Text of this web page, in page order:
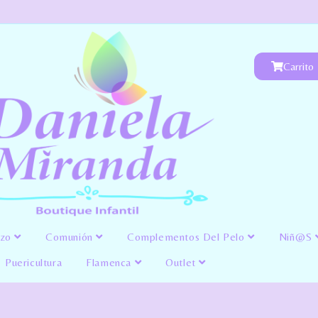
Carrito
Comunión Complementos Del Pelo Niñ@s
Puericultura Flamenca Outlet